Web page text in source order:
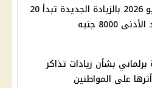
مرتبات يوليو 2026 بالزيادة الجديدة تبدأ 20
8000 جنيه
بشأن زيادات تذاكر
على المواطنين